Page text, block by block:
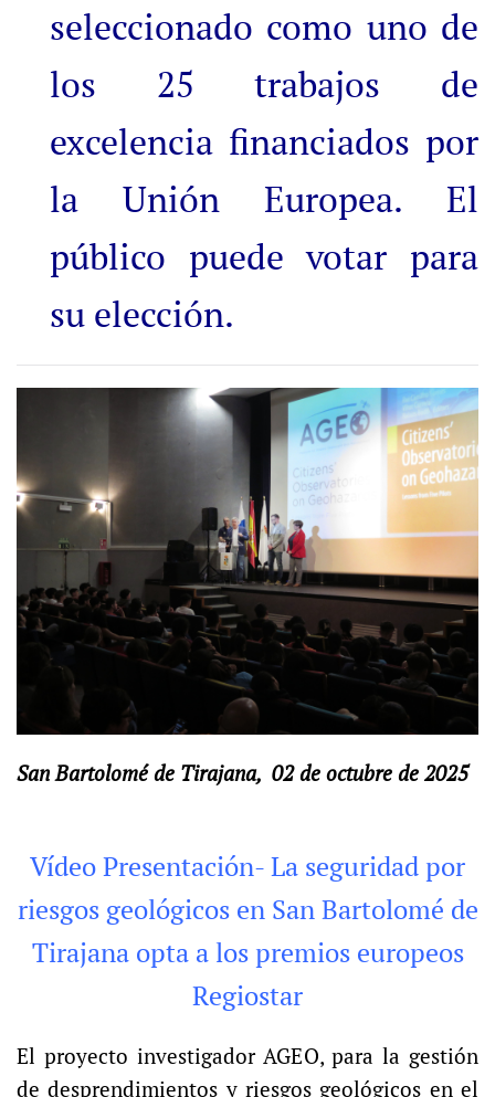
seleccionado como uno de
los 25 trabajos de
excelencia financiados por
la Unión Europea. El
público puede votar para
su elección.
San Bartolomé de Tirajana, 02 de octubre de 2025
Vídeo Presentación- La seguridad por
riesgos geológicos en San Bartolomé de
Tirajana opta a los premios europeos
Regiostar
El proyecto investigador AGEO, para la gestión
de desprendimientos y riesgos geológicos en el